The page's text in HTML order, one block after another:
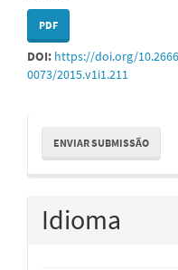
PDF
DOI: https://doi.org/
0073/2015.v1i1.211
Enviar
Submissão
ENVIAR SUBMISSÃO
Idioma